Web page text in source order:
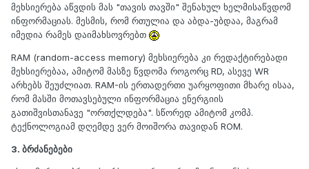
მეხსიერება აწვდის მას "თავის თავში" შენახულ ხელმისაწვდომ
ინფორმაციას. მესმის, რომ რთულია და აბდა-უბდაა, მაგრამ
იმედია რამეს დაიმახსოვრებთ
RAM (random-access memory) მეხსიერება კი რედაქტირებადი
მეხსიერებაა, ამიტომ მასზე წვდომა როგორც RD, ასევე WR
არხებს შეუძლიათ. RAM-ის ერთადერთი უარყოფითი მხარე ისაა,
რომ მასში მოთავსებული ინფორმაცია ენერგიის
გათიშვისთანავე "ორთქლდება". სწორედ ამიტომ კომპ.
ტექნოლოგიამ დღემდე ვერ მოიშორა თავიდან ROM.
3. ბრძანებები